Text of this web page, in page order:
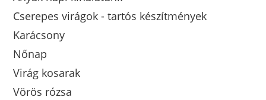
Cserepes virágok - tartós készítmények
Karácsony
Nőnap
Virág kosarak
Vörös rózsa